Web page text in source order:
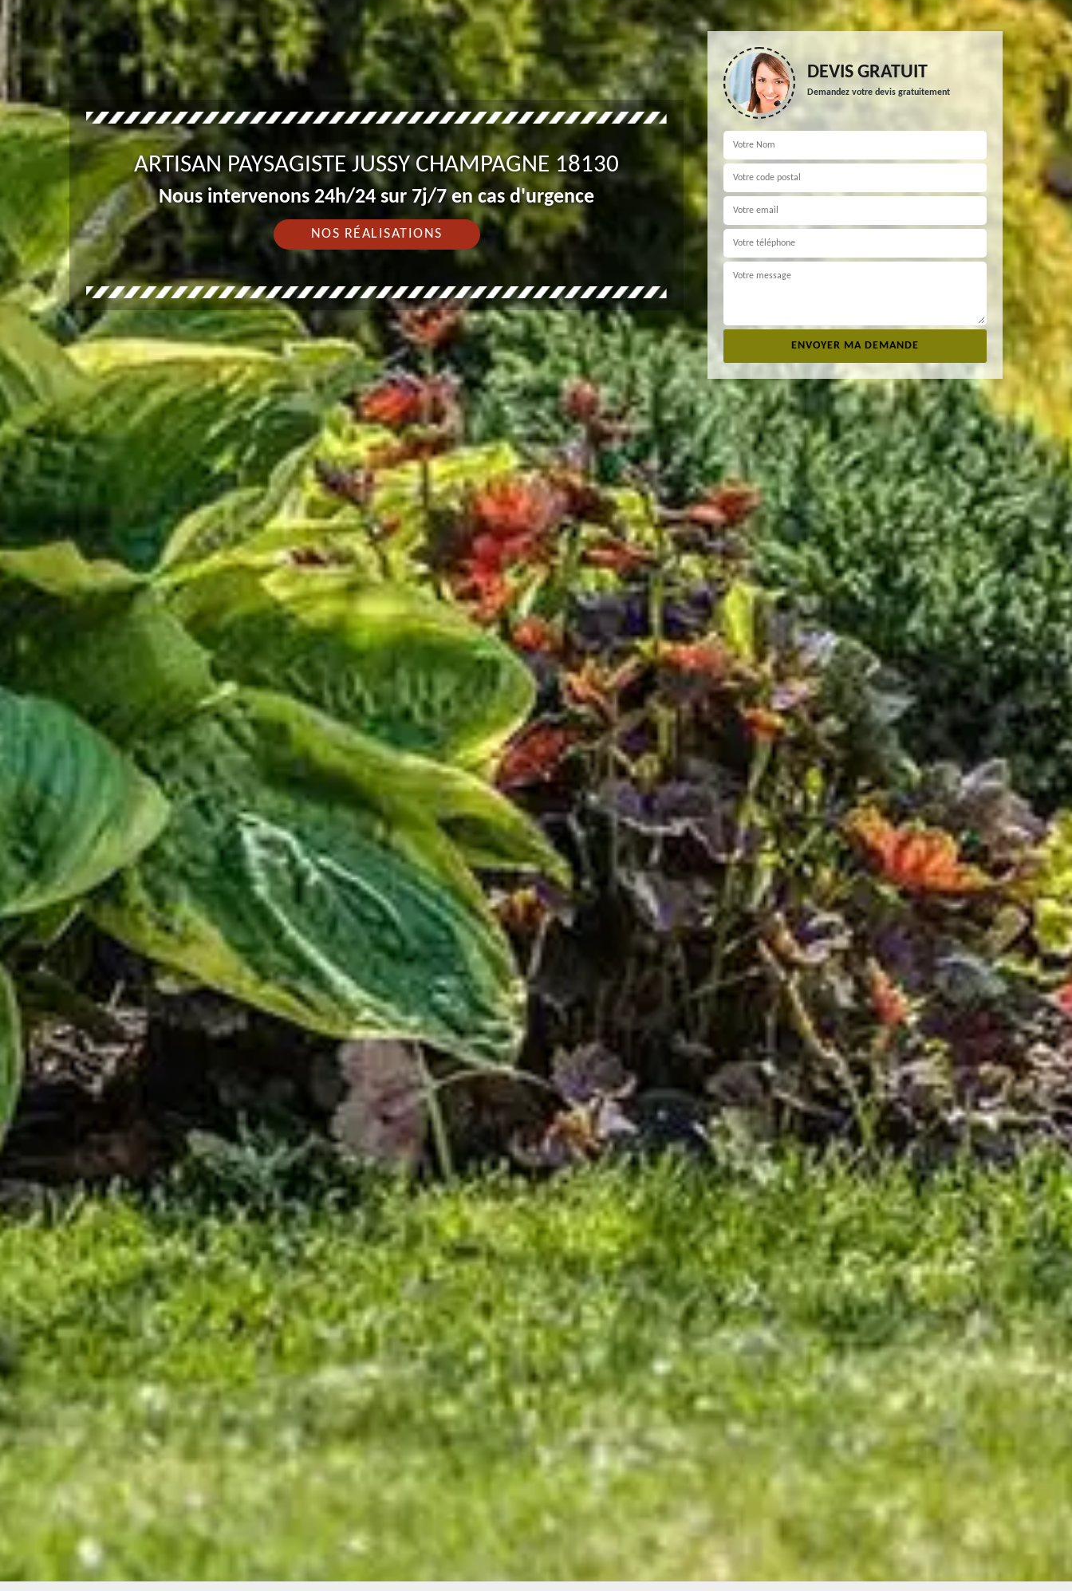
ARTISAN PAYSAGISTE JUSSY CHAMPAGNE 18130
Nous intervenons 24h/24 sur 7j/7 en cas d'urgence
NOS RÉALISATIONS
DEVIS GRATUIT
Demandez votre devis gratuitement